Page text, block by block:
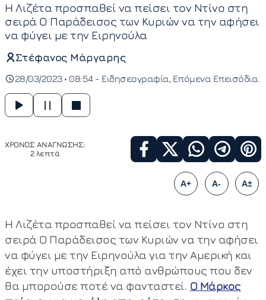
Η Λιζέτα προσπαθεί να πείσει τον Ντίνο στη
σειρά Ο Παράδεισος των Κυριών να την αφήσει
να φύγει με την Ειρηνούλα
Στέφανος Μάργαρης
28/03/2023 • 08:54 - Ειδησεογραφία Επόμενα Επεισόδια
ΧΡΟΝΟΣ ΑΝΑΓΝΩΣΗΣ:
2 λεπτά
A+ A- A±
Η Λιζέτα προσπαθεί να πείσει τον Ντίνο στη
σειρά Ο Παράδεισος των Κυριών να την αφήσει
να φύγει με την Ειρηνούλα για την Αμερική και
έχει την υποστήριξη από ανθρώπους που δεν
θα μπορούσε ποτέ να φανταστεί. Ο Μάρκος